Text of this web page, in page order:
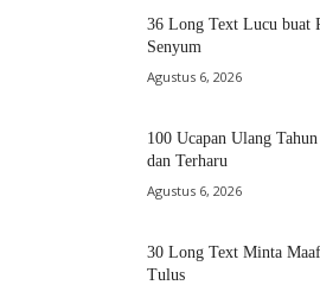
36 Long Text Lucu buat
Senyum
Agustus 6, 2026
100 Ucapan Ulang
dan Terharu
Agustus 6, 2026
30 Long Text Minta
Tulus